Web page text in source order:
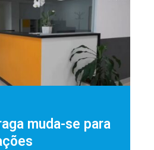
muda-se para